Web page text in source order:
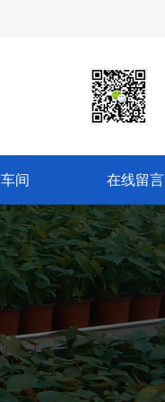
间 在线留言